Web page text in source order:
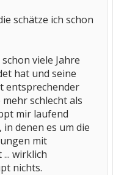
schätze ich schon
viele Jahre
hat und seine
entsprechender
schlecht als
mir laufend
denen es um die
mit
wirklich
nichts.